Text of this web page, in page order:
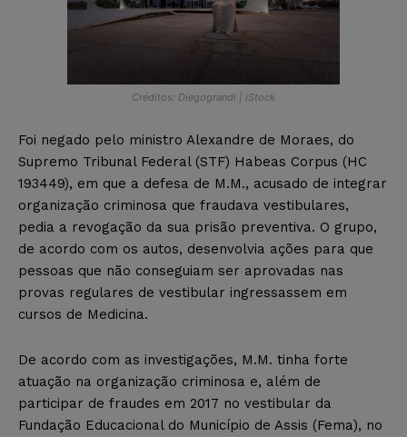
Créditos: Diegograndi | iStock
Foi negado pelo ministro Alexandre de Moraes, do
Supremo Tribunal Federal (STF) Habeas Corpus (HC
193449), em que a defesa de M.M., acusado de integrar
organização criminosa que fraudava vestibulares,
pedia a revogação da sua prisão preventiva. O grupo,
de acordo com os autos, desenvolvia ações para que
pessoas que não conseguiam ser aprovadas nas
provas regulares de vestibular ingressassem em
cursos de Medicina.
De acordo com as investigações, M.M. tinha forte
atuação na organização criminosa e, além de
participar de fraudes em 2017 no vestibular da
Fundação Educacional do Município de Assis (Fema), no